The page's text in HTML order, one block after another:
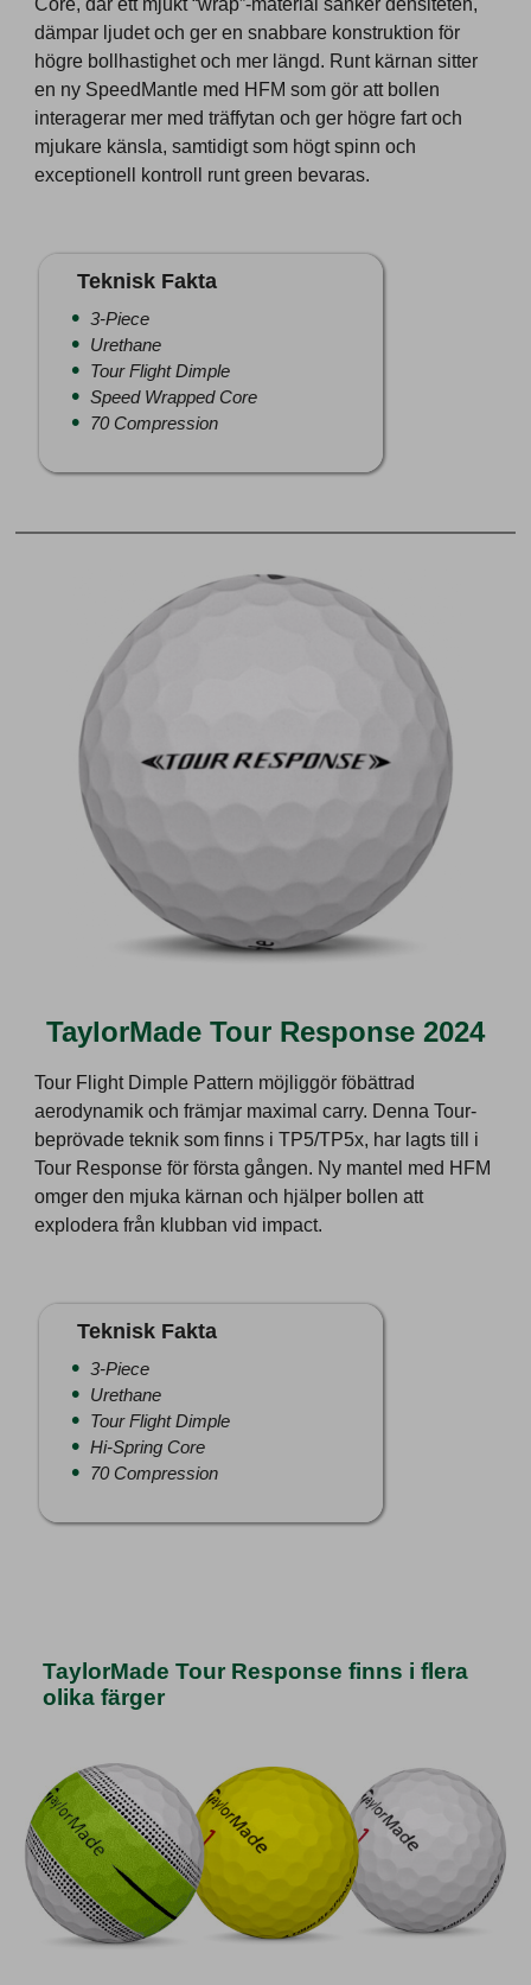
Core, där ett mjukt “wrap”-material sänker densiteten,
dämpar ljudet och ger en snabbare konstruktion för
högre bollhastighet och mer längd. Runt kärnan sitter
en ny SpeedMantle med HFM som gör att bollen
interagerar mer med träffytan och ger högre fart och
mjukare känsla, samtidigt som högt spinn och
exceptionell kontroll runt green bevaras.
Teknisk Fakta
3-Piece
Urethane
Tour Flight Dimple
Speed Wrapped Core
70 Compression
TaylorMade Tour Response 2024
Tour Flight Dimple Pattern möjliggör föbättrad
aerodynamik och främjar maximal carry. Denna Tour-
beprövade teknik som finns i TP5/TP5x, har lagts till i
Tour Response för första gången. Ny mantel med HFM
omger den mjuka kärnan och hjälper bollen att
explodera från klubban vid impact.
Teknisk Fakta
3-Piece
Urethane
Tour Flight Dimple
Hi-Spring Core
70 Compression
TaylorMade Tour Response finns i flera
olika färger